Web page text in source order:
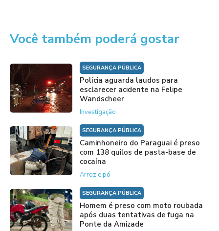
Você também poderá gostar
SEGURANÇA PÚBLICA
Polícia aguarda laudos para
esclarecer acidente na Felipe
Wandscheer
Investigação
SEGURANÇA PÚBLICA
Caminhoneiro do Paraguai é preso
com 138 quilos de pasta-base de
cocaína
Arroz e pó
SEGURANÇA PÚBLICA
Homem é preso com moto roubada
após duas tentativas de fuga na
Ponte da Amizade